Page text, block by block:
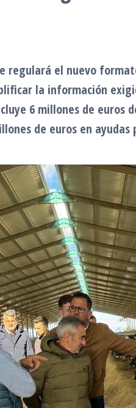
regulará el nuevo
la información
6 millones de
de euros en